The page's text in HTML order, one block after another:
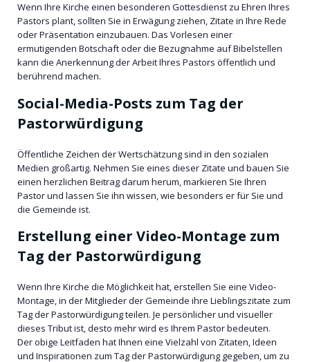
Wenn Ihre Kirche einen besonderen Gottesdienst zu Ehren Ihres
Pastors plant, sollten Sie in Erwägung ziehen, Zitate in Ihre Rede
oder Präsentation einzubauen. Das Vorlesen einer
ermutigenden Botschaft oder die Bezugnahme auf Bibelstellen
kann die Anerkennung der Arbeit Ihres Pastors öffentlich und
berührend machen.
Social-Media-Posts zum Tag der
Pastorwürdigung
Öffentliche Zeichen der Wertschätzung sind in den sozialen
Medien großartig. Nehmen Sie eines dieser Zitate und bauen Sie
einen herzlichen Beitrag darum herum, markieren Sie Ihren
Pastor und lassen Sie ihn wissen, wie besonders er für Sie und
die Gemeinde ist.
Erstellung einer Video-Montage zum
Tag der Pastorwürdigung
Wenn Ihre Kirche die Möglichkeit hat, erstellen Sie eine Video-
Montage, in der Mitglieder der Gemeinde ihre Lieblingszitate zum
Tag der Pastorwürdigung teilen. Je persönlicher und visueller
dieses Tribut ist, desto mehr wird es Ihrem Pastor bedeuten.
Der obige Leitfaden hat Ihnen eine Vielzahl von Zitaten, Ideen
und Inspirationen zum Tag der Pastorwürdigung gegeben, um zu